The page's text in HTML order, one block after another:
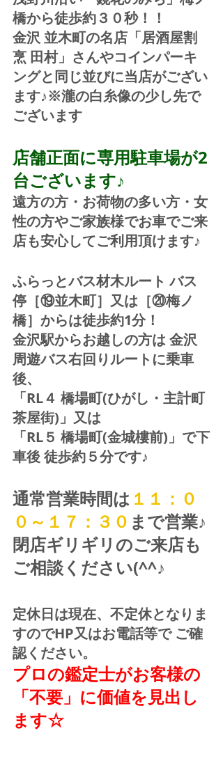
橋から徒歩約３０秒！！
金沢 並木町の名店「居酒屋割
烹 田村」さんやコインパーキ
ングと同じ並びに当店がござい
ます♪※瀧の白糸像の少し先で
ございます
店舗正面に専用駐車場が2
台ございます♪
遠方の方・お荷物の多い方・女
性の方やご家族様でお車でご来
店も安心してご利用頂けます♪
ふらっとバス材木ルート バス
停［⑲並木町］又は［⑳梅ノ
橋］からは徒歩約1分！
金沢駅からお越しの方は 金沢
周遊バス右回りルートに乗車
後、
「RL４ 橋場町(ひがし・主計町
茶屋街)」又は
「RL５ 橋場町(金城樓前)」で下
車後 徒歩約５分です♪
通常営業時間は １１：０
０～１７：３０ まで営業♪
閉店ギリギリのご来店も
ご相談ください(^^♪
定休日は現在、不定休となりま
すのでHP又はお電話等で ご確
認ください。
プロの鑑定士がお客様の
「不要」に価値を見出し
ます☆